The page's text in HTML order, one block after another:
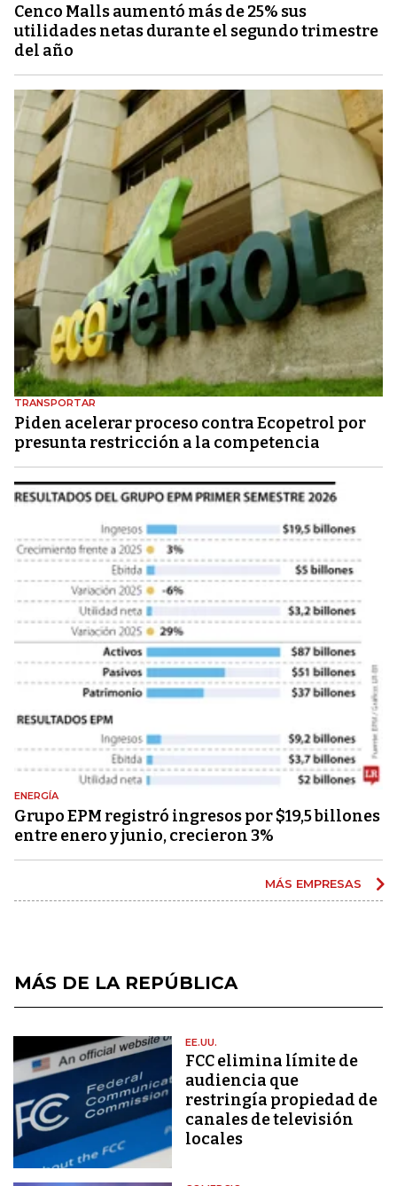
Cenco Malls aumentó más de 25% sus
utilidades netas durante el segundo trimestre
del año
TRANSPORTAR
Piden acelerar proceso contra Ecopetrol por
presunta restricción a la competencia
ENERGÍA
Grupo EPM registró ingresos por $19,5 billones
entre enero y junio, crecieron 3%
MÁS EMPRESAS
MÁS DE LA REPÚBLICA
EE.UU.
FCC elimina límite de
audiencia que
restringía propiedad de
canales de televisión
locales